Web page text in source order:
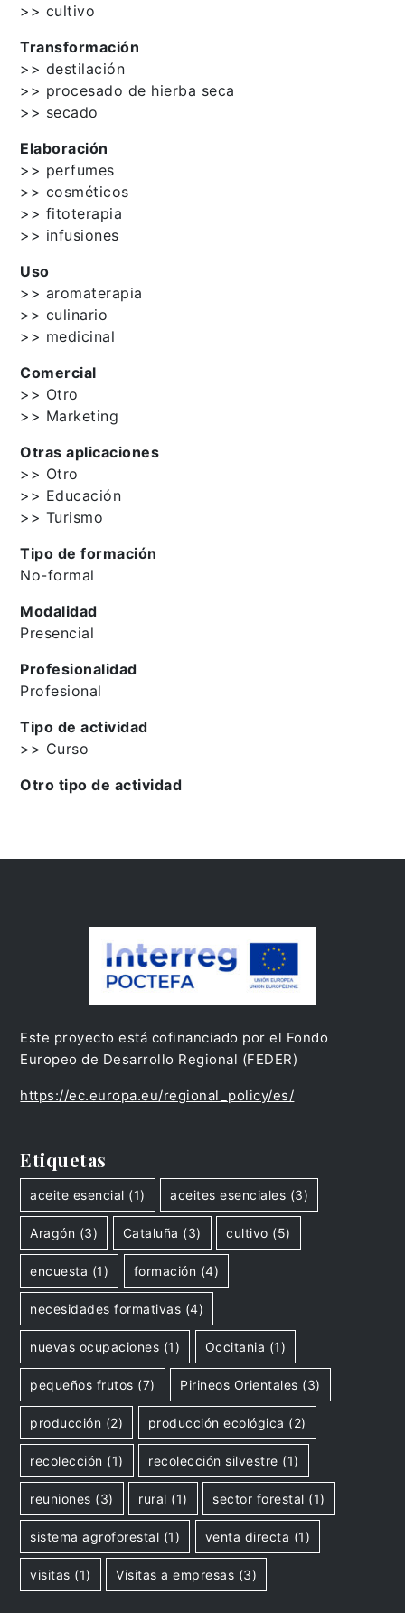
>> cultivo
Transformación
>> destilación
>> procesado de hierba seca
>> secado
Elaboración
>> perfumes
>> cosméticos
>> fitoterapia
>> infusiones
Uso
>> aromaterapia
>> culinario
>> medicinal
Comercial
>> Otro
>> Marketing
Otras aplicaciones
>> Otro
>> Educación
>> Turismo
Tipo de formación
No-formal
Modalidad
Presencial
Profesionalidad
Profesional
Tipo de actividad
>> Curso
Otro tipo de actividad
Este proyecto está cofinanciado por el Fondo
Europeo de Desarrollo Regional (FEDER)
https://ec.europa.eu/regional_policy/es/
Etiquetas
aceite esencial (1) aceites esenciales (3)
Aragón (3) Cataluña (3) cultivo (5)
encuesta (1) formación (4)
necesidades formativas (4)
nuevas ocupaciones (1) Occitania (1)
pequeños frutos (7) Pirineos Orientales (3)
producción (2) producción ecológica (2)
recolección (1) recolección silvestre (1)
reuniones (3) rural (1) sector forestal (1)
sistema agroforestal (1) venta directa (1)
visitas (1) Visitas a empresas (3)